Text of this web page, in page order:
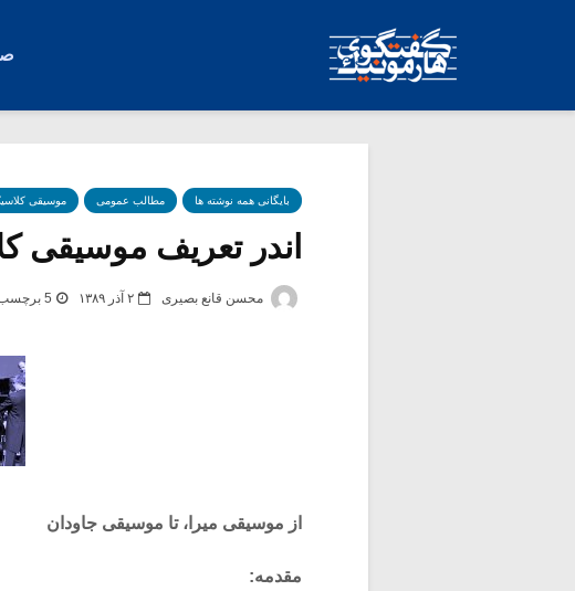
بایگانی همه نوشته ها مطالب عمومی موسیقی
اندر تعریف موسیقی
محسن قانع بصیری ۲ آذر ۱۳۸۹ 5 برچسب -
از موسیقی میرا، تا موسیقی جاودان
مقدمه: